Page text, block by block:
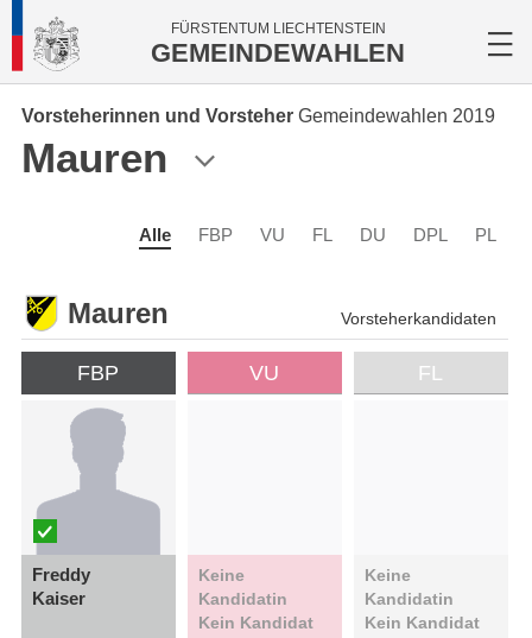
FÜRSTENTUM LIECHTENSTEIN
GEMEINDEWAHLEN
Vorsteherinnen und Vorsteher Gemeindewahlen 2019
Mauren
Alle FBP VU FL DU DPL PL
Mauren Vorsteherkandidaten
FBP
Freddy
Kaiser
VU
Keine
Kandidatin
Kein Kandidat
FL
Keine
Kandidatin
Kein Kandidat